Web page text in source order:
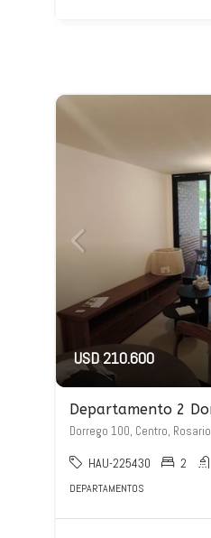
USD 210.600
Dorrego 100, Centro, Rosario
HAU-225430 2
DEPARTAMENTOS